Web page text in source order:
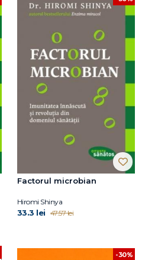
Factorul microbian
Hiromi Shinya
33.3 lei 47.57 lei
-30%